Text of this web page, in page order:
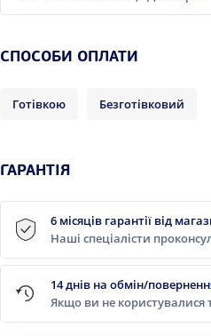
СПОСОБИ ОПЛАТИ
Готівкою Безготівковий
ГАРАНТІЯ
6 місяців гарантії від
Наші спеціалісти
14 днів на обмін/
Якщо ви не